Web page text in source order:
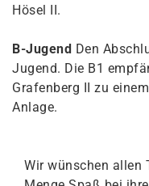
Hösel II.
B-Jugend Den
Jugend. Die B1
Grafenberg II zu
Anlage.
Wir wünschen allen